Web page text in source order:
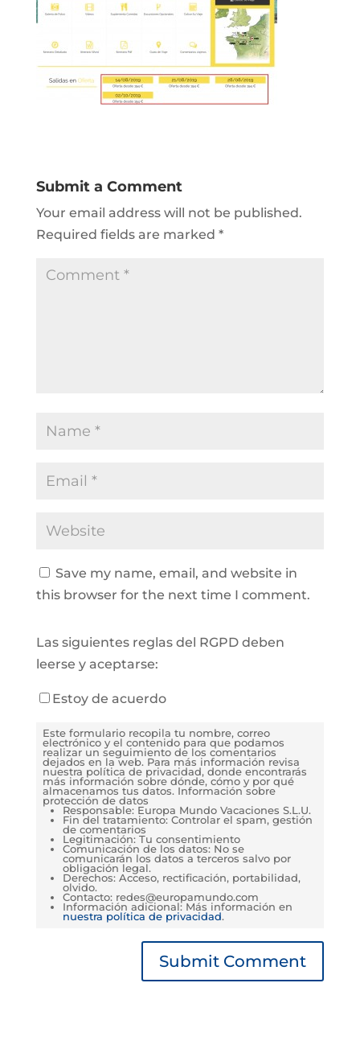
Submit a Comment
Your email address will not be published.
Required fields are marked *
Save my name, email, and website in
this browser for the next time I comment.
Las siguientes reglas del RGPD deben
leerse y aceptarse:
Estoy de acuerdo
Este formulario recopila tu nombre, correo
electrónico y el contenido para que podamos
realizar un seguimiento de los comentarios
dejados en la web. Para más información revisa
nuestra política de privacidad, donde encontrarás
más información sobre dónde, cómo y por qué
almacenamos tus datos. Información sobre
protección de datos
Responsable: Europa Mundo Vacaciones S.L.U.
Fin del tratamiento: Controlar el spam, gestión
de comentarios
Legitimación: Tu consentimiento
Comunicación de los datos: No se
comunicarán los datos a terceros salvo por
obligación legal.
Derechos: Acceso, rectificación, portabilidad,
olvido.
Contacto: redes@europamundo.com
Información adicional: Más información en
nuestra política de privacidad.